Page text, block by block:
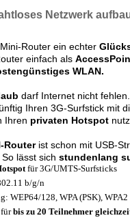
Netzwerk
Router ein echter
einfach als
WLAN.
darf Internet nicht
Ihren 3G-Surfstick mit
Ihren privaten Hotspot
Routerist schon mit USB-
lässt sich stundenlang
für 3G/UMTS-Surfsticks
b/g/n
WEP64/128, WPA (PSK),
bis zu 20 Teilnehmer